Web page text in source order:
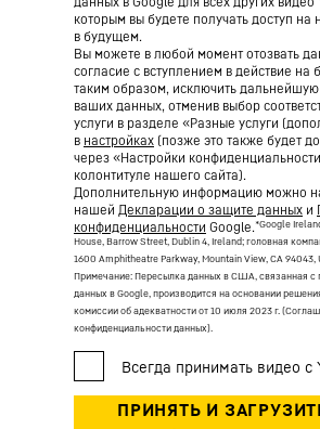
которым вы будете получать доступ на
в будущем.
Вы можете в любой момент отозвать
согласие с вступлением в действие на
таким образом, исключить
ваших данных, отменив выбор
услуги в разделе «Разные услуги
в настройках (позже это также будет
через «Настройки
колонтитуле нашего сайта).
Дополнительную информацию можно
нашей Декларации о защите данных и
конфиденциальности Google.*Google
House, Barrow Street, Dublin 4, Ireland; головная
1600 Amphitheatre Parkway, Mountain View, CA 94043,
Примечание: Пересылка данных в США, связанная с
данных в Google, производится на основании
комиссии об адекватности от 10 июля 2023 г.
конфиденциальности данных).